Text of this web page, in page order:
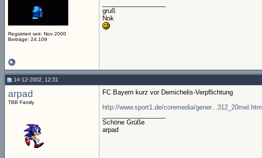
Registriert seit: Nov 2000
Beiträge: 24.109
gruß
Nok
14-12-2002, 12:31
arpad
TBB Family
FC Bayern kurz vor Demichelis-Verpflichtung
http://www.sport1.de/coremedia/gener...312_20mel.html
Schöne Grüße
arpad